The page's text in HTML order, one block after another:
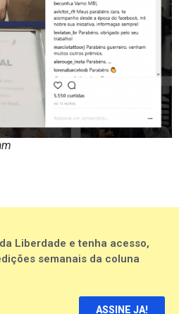
Liberdade e tenha acesso,
semanais da coluna
ASSINE JA!